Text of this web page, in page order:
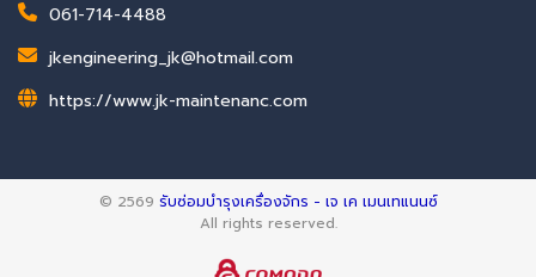
061-714-4488
jkengineering_jk@hotmail.com
https://www.jk-maintenanc.com
© 2569 รับซ่อมบำรุงเครื่องจักร - เจ เค เมนเทแนนซ์
All rights reserved.